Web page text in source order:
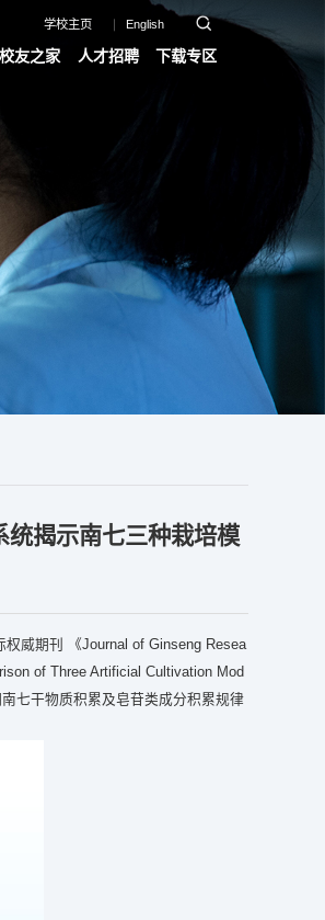
学校主页 English
校友之家 人才招聘 下载专区
揭示南七三种栽培模
威期刊 《Journal of Ginseng Resea
of Three Artificial Cultivation Mod
七干物质积累及皂苷类成分积累规律